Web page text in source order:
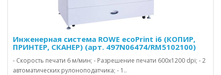
Инженерная система ROWE ecoPrint i6 (КОПИР,
ПРИНТЕР, СКАНЕР) (арт. 497N06474/RM5102100)
- Скорость печати 6 м/мин; - Разрешение печати 600х1200 dpi; - 2
автоматических рулоноподатчика; - 1..